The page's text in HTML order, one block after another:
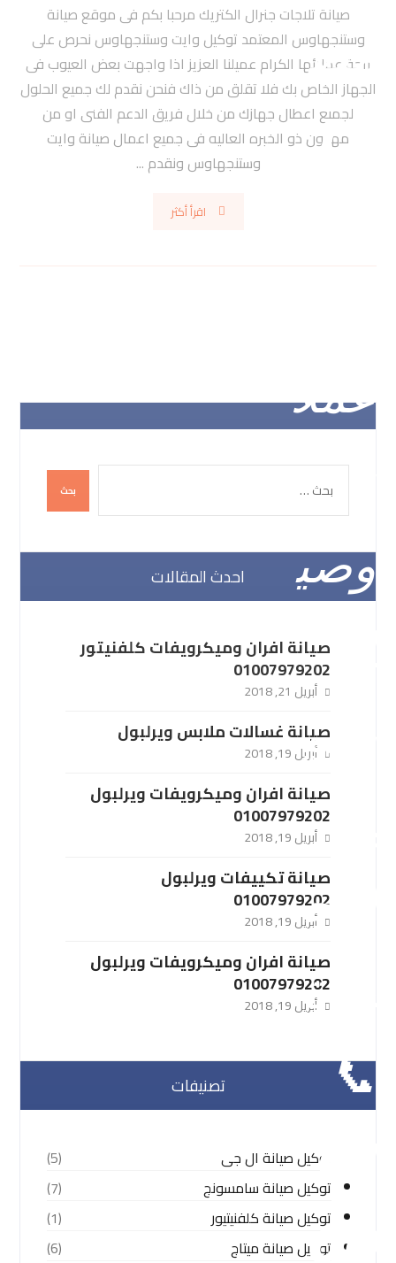
صيانة تلاجات جنرال الكتريك مرحبا بكم فى موقع صيانة
وستنجهاوس المعتمد توكيل وايت وستنجهاوس نحرص على
راحة عملائها الكرام عميلنا العزيز اذا واجهت بعض العيوب فى
الجهاز الخاص بك فلا تقلق من ذاك فنحن نقدم لك جميع الحلول
لجميع اعطال جهازك من خلال فريق الدعم الفنى او من
مهنيون ذو الخبره العاليه فى جميع اعمال صيانة وايت
وستنجهاوس ونقدم ...
اقرأ أكثر
احدث المقالات
صيانة افران وميكرويفات كلفنيتور
01007979202
أبريل 21, 2018
صيانة غسالات ملابس ويرلبول
أبريل 19, 2018
صيانة افران وميكرويفات ويرلبول
01007979202
أبريل 19, 2018
صيانة تكييفات ويرلبول
01007979202
أبريل 19, 2018
صيانة افران وميكرويفات ويرلبول
01007979202
أبريل 19, 2018
تصنيفات
توكيل صيانة ال جى
(5)
توكيل صيانة سامسونج
(7)
توكيل صيانة كلفنيتيور
(1)
توكيل صيانة ميتاج
(6)